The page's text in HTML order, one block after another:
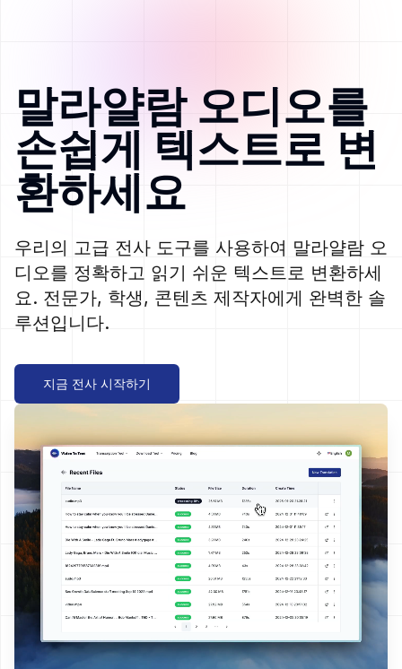
말라얄람 오디오를
손쉽게 텍스트로 변
환하세요
우리의 고급 전사 도구를 사용하여 말라얄람 오
디오를 정확하고 읽기 쉬운 텍스트로 변환하세
요. 전문가, 학생, 콘텐츠 제작자에게 완벽한 솔
루션입니다.
지금 전사 시작하기